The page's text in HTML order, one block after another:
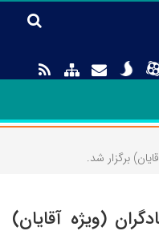
برگزار شد.
(ویژه آقایان)